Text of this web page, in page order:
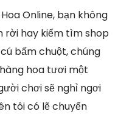
Online, bạn không
rời hay kiếm tìm shop
bấm chuột, chúng
hoa tươi một
chơi sẽ nghỉ ngơi
tôi có lẽ chuyển